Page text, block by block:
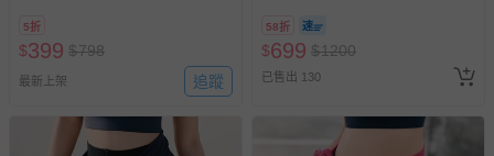
5折
$399 $798
最新上架 追蹤
換，依現場梯次安排入場，逾
期作廢) (兒童票(2歲以上)贈一
名陪伴成人)
58折
$699 $1200
已售出 130